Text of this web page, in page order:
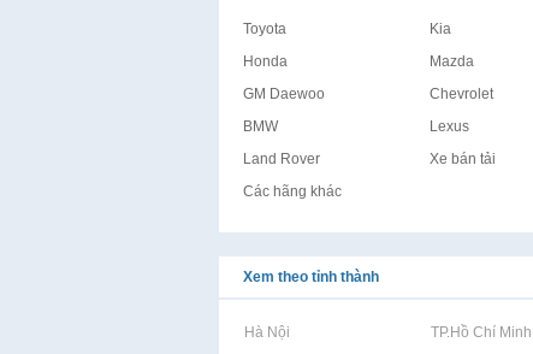
Toyota Kia
Honda
Mazda
GM Daewoo
Chevrolet
BMW
Lexus
Land Rover
Xe bán tải
Các hãng khác
Xem theo tỉnh thành
Rao vặt tại Hà Nội Rao vặt tại TP.Hồ Chí Minh